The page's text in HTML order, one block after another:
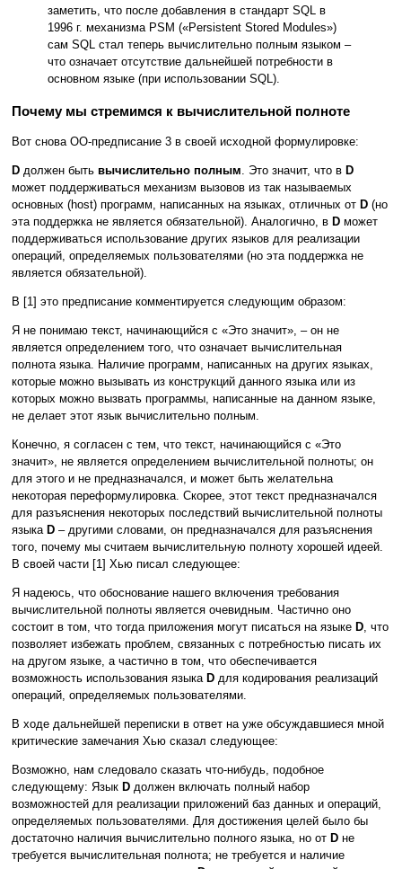
заметить, что после добавления в стандарт SQL в
1996 г. механизма PSM («Persistent Stored Modules»)
сам SQL стал теперь вычислительно полным языком –
что означает отсутствие дальнейшей потребности в
основном языке (при использовании SQL).
Почему мы стремимся к вычислительной полноте
Вот снова ОО-предписание 3 в своей исходной формулировке:
D должен быть вычислительно полным. Это значит, что в D
может поддерживаться механизм вызовов из так называемых
основных (host) программ, написанных на языках, отличных от D (но
эта поддержка не является обязательной). Аналогично, в D может
поддерживаться использование других языков для реализации
операций, определяемых пользователями (но эта поддержка не
является обязательной).
В [1] это предписание комментируется следующим образом:
Я не понимаю текст, начинающийся с «Это значит», – он не
является определением того, что означает вычислительная
полнота языка. Наличие программ, написанных на других языках,
которые можно вызывать из конструкций данного языка или из
которых можно вызвать программы, написанные на данном языке,
не делает этот язык вычислительно полным.
Конечно, я согласен с тем, что текст, начинающийся с «Это
значит», не является определением вычислительной полноты; он
для этого и не предназначался, и может быть желательна
некоторая переформулировка. Скорее, этот текст предназначался
для разъяснения некоторых последствий вычислительной полноты
языкаD – другими словами, он предназначался для разъяснения
того, почему мы считаем вычислительную полноту хорошей идеей.
В своей части [1] Хью писал следующее:
Я надеюсь, что обоснование нашего включения требования
вычислительной полноты является очевидным. Частично оно
состоит в том, что тогда приложения могут писаться на языке D, что
позволяет избежать проблем, связанных с потребностью писать их
на другом языке, а частично в том, что обеспечивается
возможность использования языка D для кодирования реализаций
операций, определяемых пользователями.
В ходе дальнейшей переписки в ответ на уже обсуждавшиеся мной
критические замечания Хью сказал следующее:
Возможно, нам следовало сказать что-нибудь, подобное
следующему: Язык D должен включать полный набор
возможностей для реализации приложений баз данных и операций,
определяемых пользователями. Для достижения целей было бы
достаточно наличия вычислительно полного языка, но от D не
требуется вычислительная полнота; не требуется и наличие